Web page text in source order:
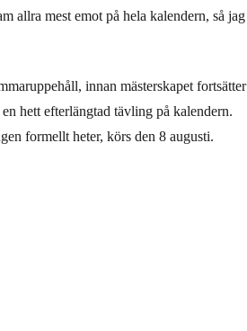
allra mest emot på hela kalendern, så jag
innan mästerskapet fortsätter
hett efterlängtad tävling på kalendern.
formellt heter, körs den 8 augusti.